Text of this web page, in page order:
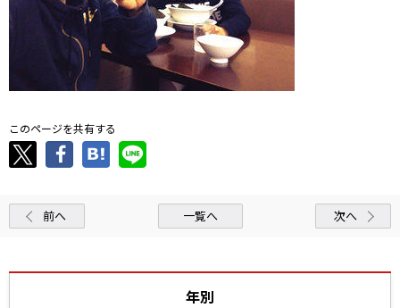
このページを共有する
前へ 一覧へ 次へ
年別